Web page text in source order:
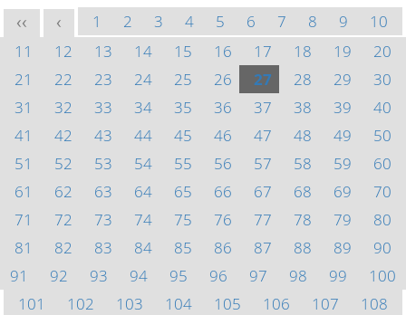
<< < 1 2 3 4 5 6 7 8 9
10
11
12 13 14 15 16 17 18 19
20
21
22 23 24 25 26 27 28 29
30
31
32 33 34 35 36 37 38 39
40
41
42 43 44 45 46 47 48 49
50
51
52 53 54 55 56 57 58 59
60
61
62 63 64 65 66 67 68 69
70
71
72 73 74 75 76 77 78 79
80
81
82 83 84 85 86 87 88 89
90
91
92 93 94 95 96 97 98 99
100
101
102 103 104 105 106 107
108